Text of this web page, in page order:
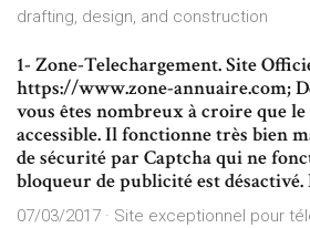
drafting, design, and construction
1- Zone-Telechargement. Site
https://www.zone-annuaire.com;
vous êtes nombreux à croire que le
accessible. Il fonctionne très bien
de sécurité par Captcha qui ne
bloqueur de publicité est désactivé.
07/03/2017 · Site exceptionnel pour